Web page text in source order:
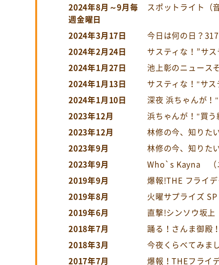
2024年8月～9月毎
週金曜日
スポットライト（
2024年3月17日 今日は何の日？
2024年2月24日 サスティな！”サ
2024年1月27日 池上彰のニュース
2024年1月13日 サスティな！"サ
2024年1月10日 深夜 浜ちゃんが
2023年12月 浜ちゃんが！"買う
2023年12月 林修の今、知りた
2023年9月 林修の今、知りた
2023年9月 Who`s Kayna
2019年9月 爆報!THE フライ
2019年8月 火曜サプライズ SP
2019年6月 直撃!シンソウ坂上
2018年7月 踊る！さんま御殿
2018年3月 今夜くらべてみま
2017年7月 爆報！THEフライ